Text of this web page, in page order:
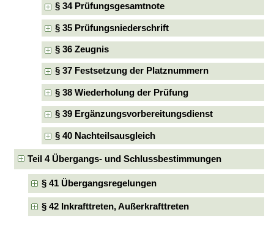
§ 34 Prüfungsgesamtnote
§ 35 Prüfungsniederschrift
§ 36 Zeugnis
§ 37 Festsetzung der Platznummern
§ 38 Wiederholung der Prüfung
§ 39 Ergänzungsvorbereitungsdienst
§ 40 Nachteilsausgleich
Teil 4 Übergangs- und Schlussbestimmungen
§ 41 Übergangsregelungen
§ 42 Inkrafttreten, Außerkrafttreten